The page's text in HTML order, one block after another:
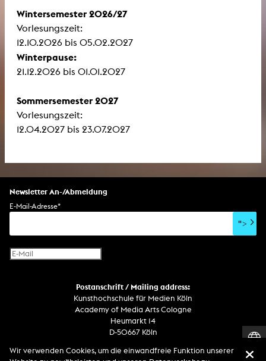
Wintersemester 2026/27
Vorlesungszeit:
12.10.2026 bis 05.02.2027
Winterpause:
21.12.2026 bis 01.01.2027
Sommersemester 2027
Vorlesungszeit:
12.04.2027 bis 23.07.2027
Newsletter An-/Abmeldung
E-Mail-Adresse*
">
Postanschrift / Mailing address:
Kunsthochschule für Medien Köln
Academy of Media Arts Cologne
Heumarkt 14
D-50667 Köln
Telefon
Wir verwenden Cookies, um die einwandfreie Funktion unserer